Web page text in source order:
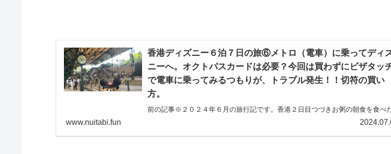
香港ディズニー６泊７日の旅⑥メトロ（電車）に乗ってディ
ニーへ。オクトパスカードは必要？今回は買わずにビザタッ
で電車に乗ってみるつもりが、トラブル発生！！切符の買い
方。
前の記事※２０２４年６月の旅行記です。香港２日目つづきお粥の朝食を食べ
www.nuitabi.fun